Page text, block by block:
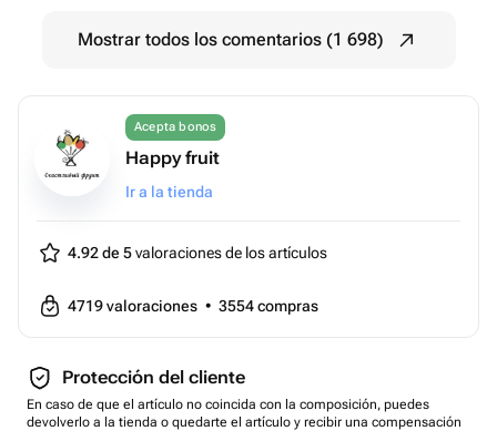
Mostrar todos los comentarios (1 698)
Acepta bonos
Happy fruit
Ir a la tienda
4.92 de 5valoraciones de los artículos
4719valoraciones • 3554compras
Protección del cliente
En caso de que el artículo no coincida con la composición, puedes
devolverlo a la tienda o quedarte el artículo y recibir una compensación